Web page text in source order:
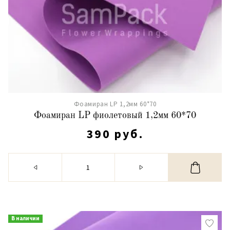
Фоамиран LP 1,2мм 60*70
Фоамиран LP фиолетовый 1,2мм 60*70
390 руб.
В наличии